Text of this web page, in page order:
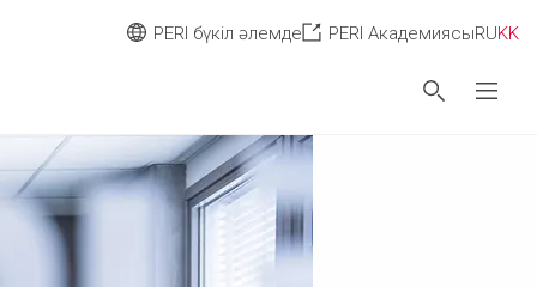
PERI бүкіл әлемде PERI АкадемиясыRUKK